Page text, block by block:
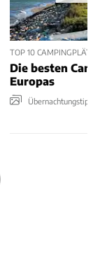
TOP 10
Die besten
Europas
Übernachtungstipps